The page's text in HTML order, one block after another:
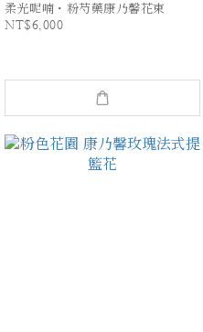
柔光呢喃・粉芍藥康乃馨花束
NT$6,000